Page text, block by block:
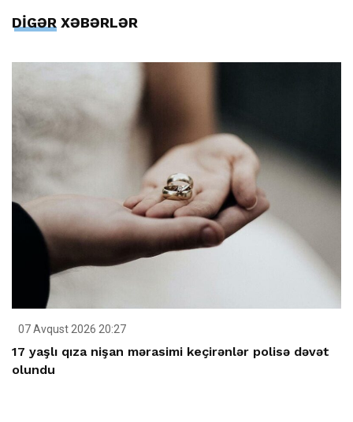
DİGƏR XƏBƏRLƏR
07 Avqust 2026 20:27
17 yaşlı qıza nişan mərasimi keçirənlər polisə dəvət
olundu